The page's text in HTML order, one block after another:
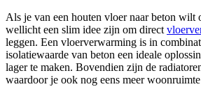
Als je van een houten vloer naar beton wilt
wellicht een slim idee zijn om direct
leggen. Een vloerverwarming is in
isolatiewaarde van beton een ideale
lager te maken. Bovendien zijn de
waardoor je ook nog eens meer woonruimte